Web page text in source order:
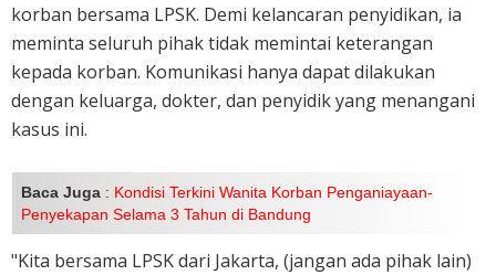
korban bersama LPSK. Demi kelancaran penyidikan, ia
meminta seluruh pihak tidak memintai keterangan
kepada korban. Komunikasi hanya dapat dilakukan
dengan keluarga, dokter, dan penyidik yang menangani
kasus ini.
Baca Juga : Kondisi Terkini Wanita Korban Penganiayaan-
Penyekapan Selama 3 Tahun di Bandung
"Kita bersama LPSK dari Jakarta, (jangan ada pihak lain)